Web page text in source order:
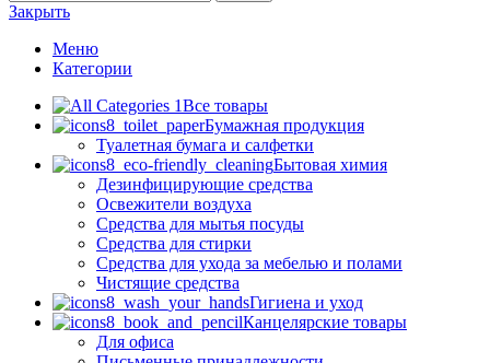
Закрыть
Меню
Категории
Все товары
Бумажная продукция
Туалетная бумага и салфетки
Бытовая химия
Дезинфицирующие средства
Освежители воздуха
Средства для мытья посуды
Средства для стирки
Средства для ухода за мебелью и полами
Чистящие средства
Гигиена и уход
Канцелярские товары
Для офиса